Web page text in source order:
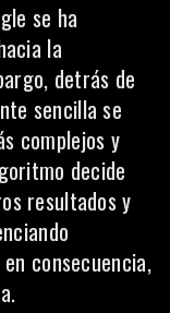
se ha
la
detrás de
sencilla se
complejos y
decide
resultados y
consecuencia,
.